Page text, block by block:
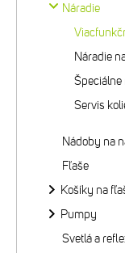
Náradie
Náradie
Špeciálne
Servis
Nádoby na
Fľaše
Košíky na
Pumpy
Svetlá a